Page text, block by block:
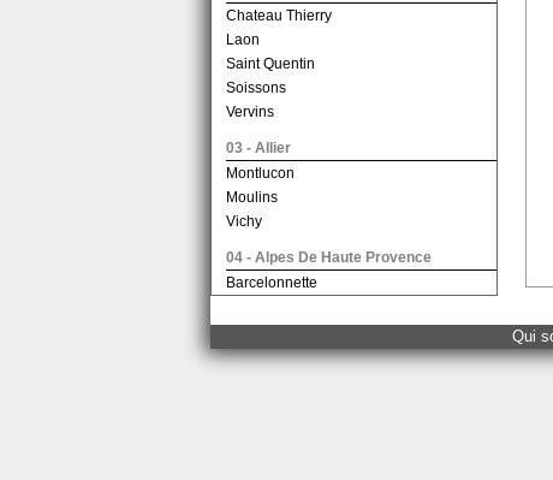
Chateau Thierry
Laon
Saint Quentin
Soissons
Vervins
03 - Allier
Montlucon
Moulins
Vichy
04 - Alpes De Haute Provence
Barcelonnette
Forcalquier
Qui